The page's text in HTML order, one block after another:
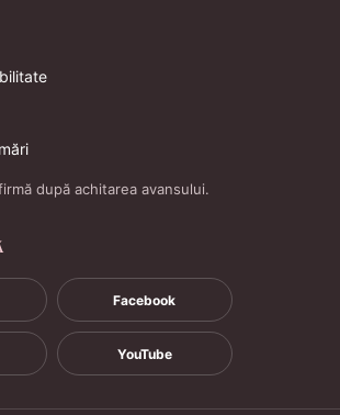
după achitarea avansului.
Facebook
YouTube